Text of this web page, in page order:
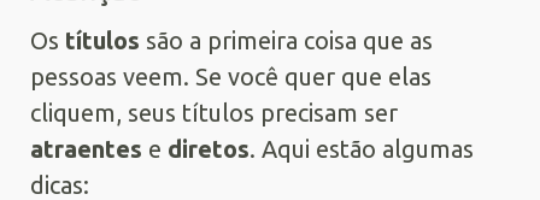
Os títulos são a primeira coisa que as
pessoas veem. Se você quer que elas
cliquem, seus títulos precisam ser
atraentes e diretos. Aqui estão algumas
dicas: